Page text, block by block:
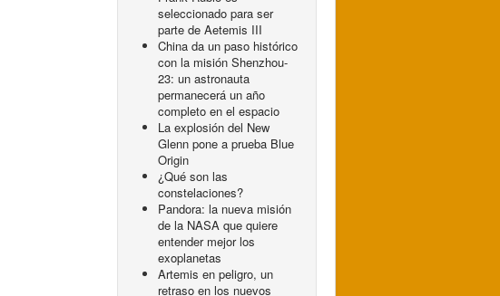
seleccionado para ser
parte de Aetemis III
China da un paso histórico
con la misión Shenzhou-
23: un astronauta
permanecerá un año
completo en el espacio
La explosión del New
Glenn pone a prueba Blue
Origin
¿Qué son las
constelaciones?
Pandora: la nueva misión
de la NASA que quiere
entender mejor los
exoplanetas
Artemis en peligro, un
retraso en los nuevos